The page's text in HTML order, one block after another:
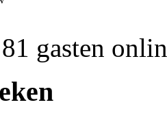
gasten